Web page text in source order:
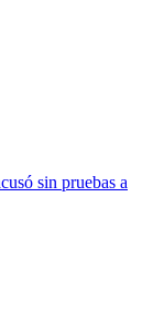
sin pruebas a